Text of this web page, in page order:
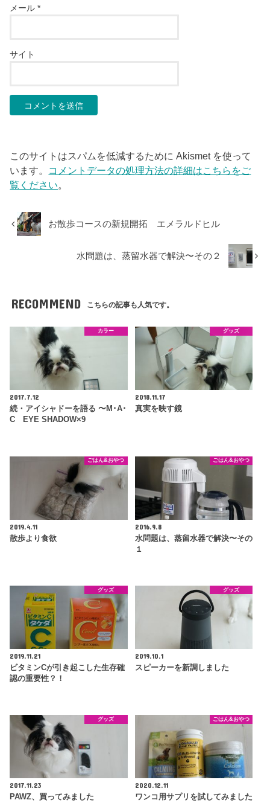
メール*
サイト
このサイトはスパムを低減するために Akismet を使って
います。 コメントデータの処理方法の詳細はこちらをご
覧ください。
お散歩コースの新規開拓 エメラルドヒル
水問題は、蒸留水器で解決〜その２
RECOMMEND こちらの記事も人気です。
カラー
2017.7.12
続・アイシャドーを語る 〜M･A･
C EYE SHADOW×9
グッズ
2018.11.17
真実を映す鏡
ごはん&おやつ
2019.4.11
散歩より食欲
ごはん&おやつ
2016.9.8
水問題は、蒸留水器で解決〜その
１
グッズ
2019.11.21
ビタミンCが引き起こした生存確
認の重要性？！
グッズ
2019.10.1
スピーカーを新調しました
グッズ
2017.11.23
PAWZ、買ってみました
ごはん&おやつ
2020.12.11
ワンコ用サプリを試してみました